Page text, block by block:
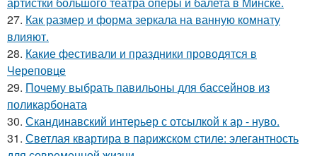
27. Как размер и форма зеркала на ванную комнату
влияют.
28. Какие фестивали и праздники проводятся в
Череповце
29. Почему выбрать павильоны для бассейнов из
поликарбоната
30. Скандинавский интерьер с отсылкой к ар - нуво.
31. Светлая квартира в парижском стиле: элегантность